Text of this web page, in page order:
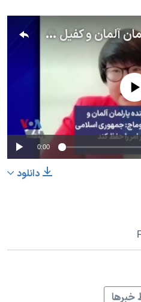
یه وان ری، نماینده پارلمان آلمان و کفیل سیاسی توماج: جمهوری اسلامی می‌خواهد ظاهر امر را حفظ کند
No media source
0:00
دانلود